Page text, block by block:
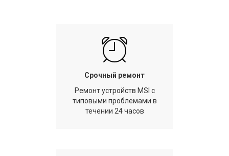
Срочный ремонт
Ремонт устройств MSI с
типовыми проблемами в
течении 24 часов